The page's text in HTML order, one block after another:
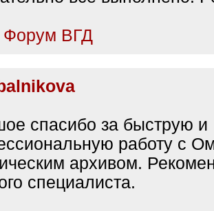
Форум ВГД
спасибо за быструю и
работу с
архивом.
специалиста.